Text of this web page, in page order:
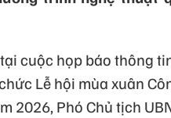
cuộc họp báo thông
Lễ hội mùa xuân
2026, Phó Chủ tịch